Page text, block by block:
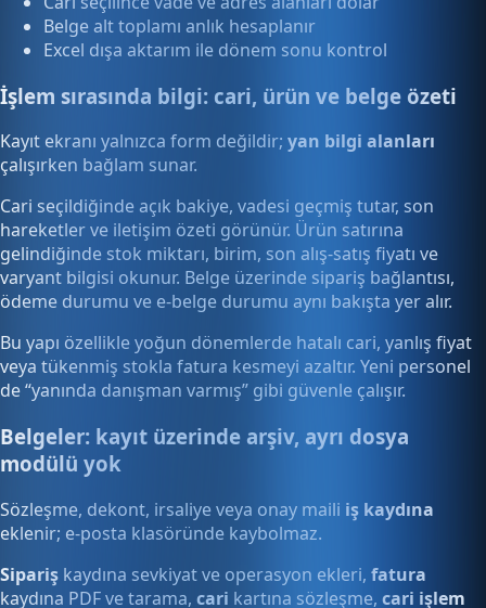
Belge alt toplamı anlık hesaplanır
Excel dışa aktarım ile dönem sonu kontrol
İşlem sırasında bilgi: cari, ürün ve belge özeti
Kayıt ekranı yalnızca form değildir; yan bilgi alanları
çalışırken bağlam sunar.
Cari seçildiğinde açık bakiye, vadesi geçmiş tutar, son
hareketler ve iletişim özeti görünür. Ürün satırına
gelindiğinde stok miktarı, birim, son alış-satış fiyatı ve
varyant bilgisi okunur. Belge üzerinde sipariş bağlantısı,
ödeme durumu ve e-belge durumu aynı bakışta yer alır.
Bu yapı özellikle yoğun dönemlerde hatalı cari, yanlış fiyat
veya tükenmiş stokla fatura kesmeyi azaltır. Yeni personel
de “yanında danışman varmış” gibi güvenle çalışır.
Belgeler: kayıt üzerinde arşiv, ayrı dosya
modülü yok
Sözleşme, dekont, irsaliye veya onay maili iş kaydına
eklenir; e-posta klasöründe kaybolmaz.
Sipariş kaydına sevkiyat ve operasyon ekleri, fatura
kaydına PDF ve tarama, cari kartına sözleşme, cari işlem